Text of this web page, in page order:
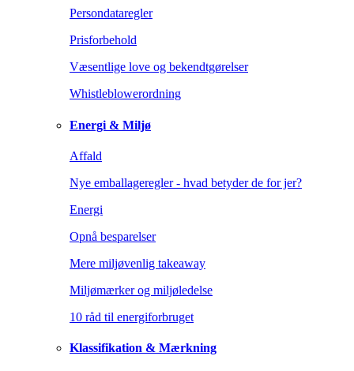
Persondataregler
Prisforbehold
Væsentlige love og bekendtgørelser
Whistleblowerordning
Energi & Miljø
Affald
Nye emballageregler - hvad betyder de for jer?
Energi
Opnå besparelser
Mere miljøvenlig takeaway
Miljømærker og miljøledelse
10 råd til energiforbruget
Klassifikation & Mærkning